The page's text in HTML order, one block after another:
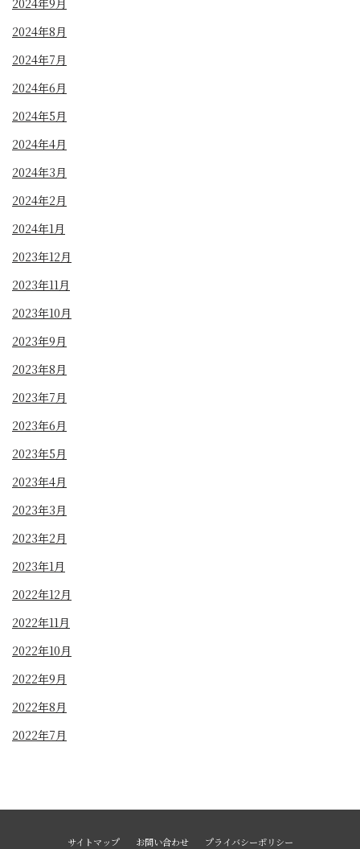
2024年8月
2024年7月
2024年6月
2024年5月
2024年4月
2024年3月
2024年2月
2024年1月
2023年12月
2023年11月
2023年10月
2023年9月
2023年8月
2023年7月
2023年6月
2023年5月
2023年4月
2023年3月
2023年2月
2023年1月
2022年12月
2022年11月
2022年10月
2022年9月
2022年8月
2022年7月
サイトマップ お問い合わせ プライバシーポリシー